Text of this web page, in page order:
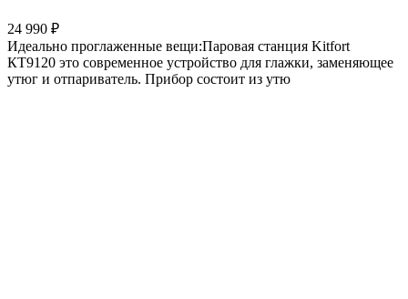
24 990 ₽
Идеально проглаженные вещи:Паровая станция Kitfort
КТ9120 это современное устройство для глажки, заменяющее
утюг и отпариватель. Прибор состоит из утю